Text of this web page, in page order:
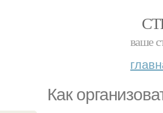
ваше
Как